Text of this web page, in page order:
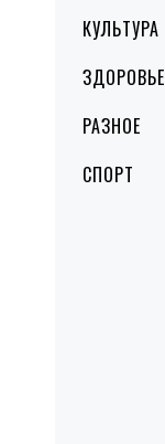
КУЛЬТУРА
ЗДОРОВЬЕ
РАЗНОЕ
СПОРТ